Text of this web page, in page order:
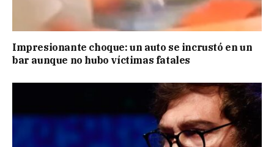
Impresionante choque: un auto se incrustó en un
bar aunque no hubo víctimas fatales